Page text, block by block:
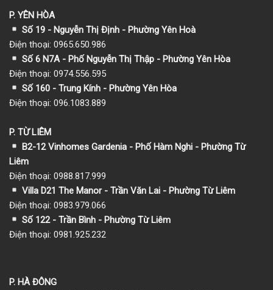
P. YÊN HÒA
Số 19 - Nguyễn Thị Định - Phường Yên Hoà
Điện thoại: 0965.650.986
Số 6 N7A - Phố Nguyễn Thị Thập - Phường Yên Hòa
Điện thoại: 0974.556.595
Số 160 - Trung Kính - Phường Yên Hòa
Điện thoại: 096.1083.889
P. TỪ LIÊM
B2-12 Vinhomes Gardenia - Phố Hàm Nghi - Phường Từ
Liêm
Điện thoại: 0988.817.999
Villa D21 The Manor - Trần Văn Lai - Phường Từ Liêm
Điện thoại: 0983.979.066
Số 122 - Trần Bình - Phường Từ Liêm
Điện thoại: 0981.925.232
P. HÀ ĐÔNG